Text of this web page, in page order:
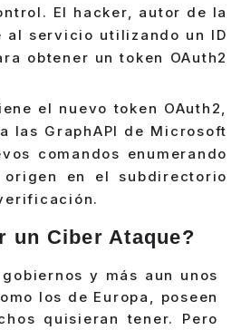
El hacker, autor de la
al servicio utilizando un ID
obtener un token OAuth2
el nuevo token OAuth2,
las GraphAPI de Microsoft
comandos enumerando
en el subdirectorio
un Ciber Ataque?
y más aun unos
los de Europa, poseen
quisieran tener. Pero